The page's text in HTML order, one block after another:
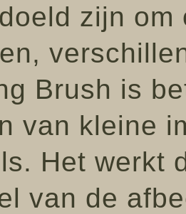
zijn
Brush is
van kleine
Het werkt
van de